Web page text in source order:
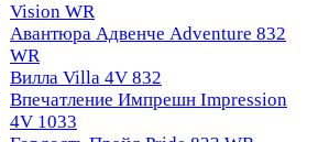
Vision WR
Авантюра Адвенче Adventure 832
WR
Вилла Villa 4V 832
Впечатление Импрешн Impression
4V 1033